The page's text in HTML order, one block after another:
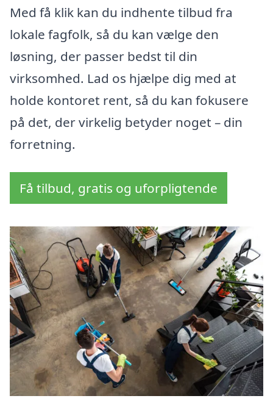
Med få klik kan du indhente tilbud fra
lokale fagfolk, så du kan vælge den
løsning, der passer bedst til din
virksomhed. Lad os hjælpe dig med at
holde kontoret rent, så du kan fokusere
på det, der virkelig betyder noget – din
forretning.
Få tilbud, gratis og uforpligtende